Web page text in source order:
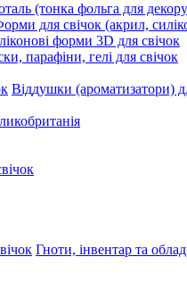
(тонка фольга для
для свічок (акрил,
форми 3D для свічок
парафіни, гелі для свічок
Віддушки (ароматизатори)
Гноти, інвентар та